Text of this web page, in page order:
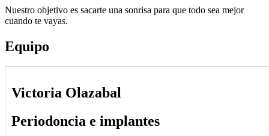
Nuestro objetivo es sacarte una sonrisa para que todo sea mejor
cuando te vayas.
Equipo
Victoria Olazabal
Periodoncia e implantes